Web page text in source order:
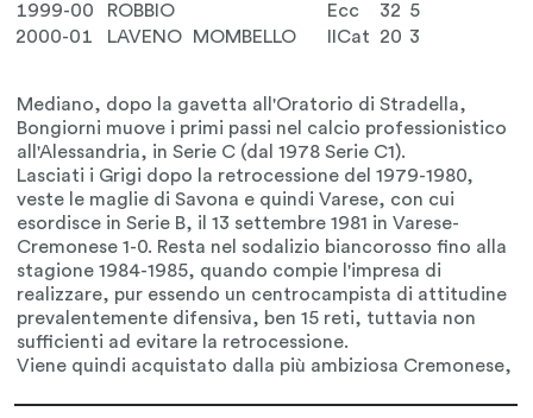
1999-00
ROBBIO Ecc 32 5
2000-01
LAVENO MOMBELLO IICat 20 3